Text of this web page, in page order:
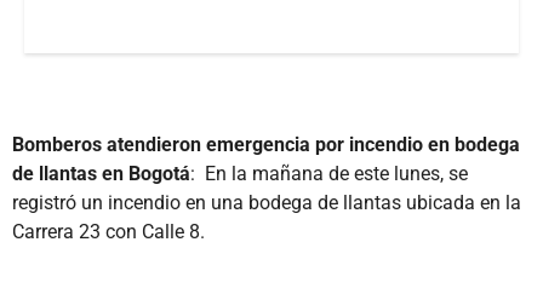
Bomberos atendieron emergencia por incendio en bodega
de llantas en Bogotá: En la mañana de este lunes, se
registró un incendio en una bodega de llantas ubicada en la
Carrera 23 con Calle 8.